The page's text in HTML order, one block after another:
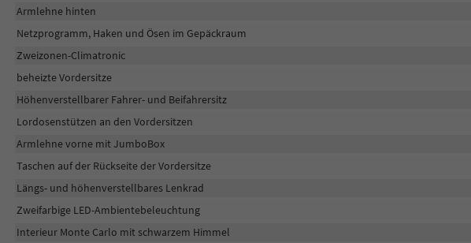
Armlehne hinten
Netzprogramm, Haken und Ösen im Gepäckraum
Zweizonen-Climatronic
beheizte Vordersitze
Höhenverstellbarer Fahrer- und Beifahrersitz
Lordosenstützen an den Vordersitzen
Armlehne vorne mit JumboBox
Taschen auf der Rückseite der Vordersitze
Längs- und höhenverstellbares Lenkrad
Zweifarbige LED-Ambientebeleuchtung
Interieur Monte Carlo mit schwarzem Himmel